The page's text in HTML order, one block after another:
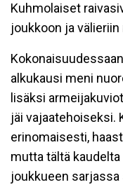
Kuhmolaiset
joukkoon ja
alkukausi meni
lisäksi
jäi vajaatehoiseksi.
erinomaisesti,
mutta tältä
joukkueen